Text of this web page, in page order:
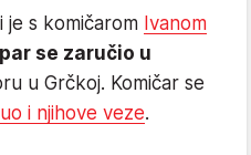
je s komičarom Ivanom
par se zaručio u
u Grčkoj. Komičar se
i njihove veze.